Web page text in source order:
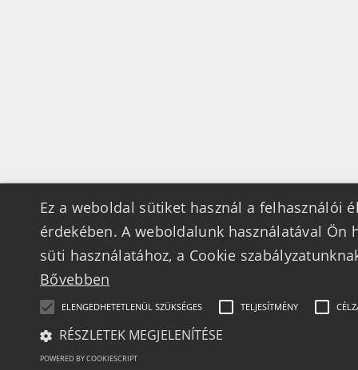
Ez a weboldal sütiket használ a felhasználói
érdekében. A weboldalunk használatával Ön
süti használatához, a Cookie
Bővebben
ELENGEDHETETLENÜL SZÜKSÉGES TELJESÍTMÉNY
RÉSZLETEK MEGJELENÍTÉSE
POWERED BY COOKIESCRIPT